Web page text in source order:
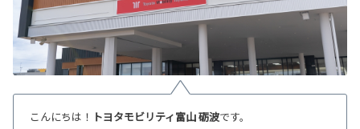
こんにちは！ トヨタモビリティ富山 砺波です。